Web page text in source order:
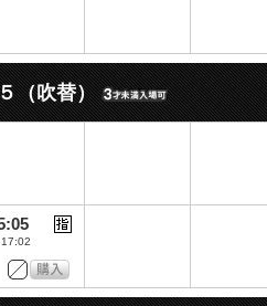
（吹替）
17:02